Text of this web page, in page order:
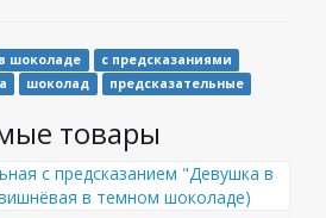
в шоколаде
с предсказаниями
шоколад предсказательные
товары